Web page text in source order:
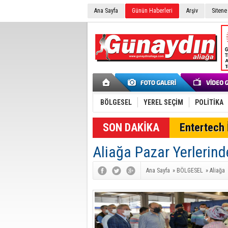
Ana Sayfa Günün Haberleri Arşiv
BÖLGESEL YEREL SEÇİM POLİTİKA
Entertech
Aliağa Pazar
Ana Sayfa » BÖLGESEL » Aliağa